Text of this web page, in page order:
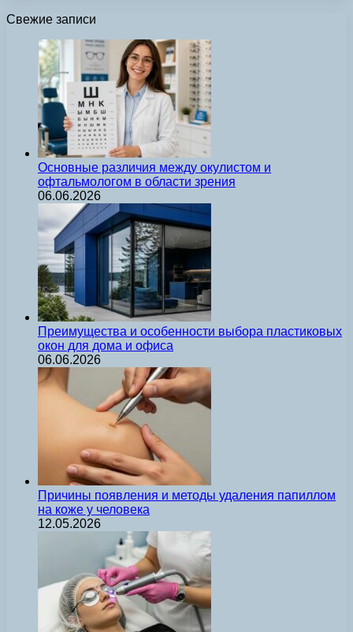
Свежие записи
Основные различия между окулистом и
офтальмологом в области зрения
06.06.2026
Преимущества и особенности выбора пластиковых
окон для дома и офиса
06.06.2026
Причины появления и методы удаления папиллом
на коже у человека
12.05.2026